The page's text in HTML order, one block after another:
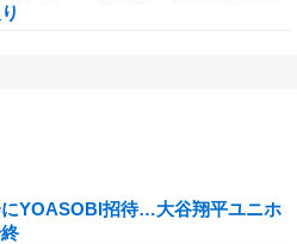
YOASOBI招待…大谷翔平ユニホ